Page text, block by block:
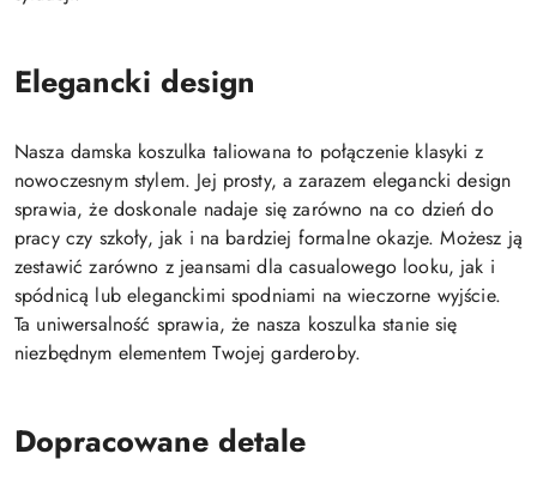
Elegancki design
Nasza damska koszulka taliowana to połączenie klasyki z
nowoczesnym stylem. Jej prosty, a zarazem elegancki design
sprawia, że doskonale nadaje się zarówno na co dzień do
pracy czy szkoły, jak i na bardziej formalne okazje. Możesz ją
zestawić zarówno z jeansami dla casualowego looku, jak i
spódnicą lub eleganckimi spodniami na wieczorne wyjście.
Ta uniwersalność sprawia, że nasza koszulka stanie się
niezbędnym elementem Twojej garderoby.
Dopracowane detale